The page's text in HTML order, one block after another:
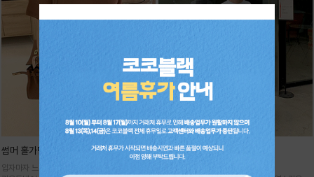
썸머 홀가먼트 니트
입자마자 느껴지는 고급스러움,
기획 썸머 하렘 팬츠